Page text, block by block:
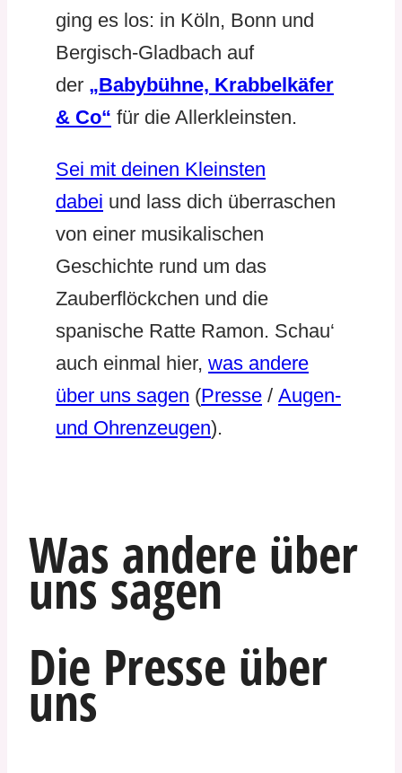
ging es los: in Köln, Bonn und
Bergisch-Gladbach auf
der „Babybühne, Krabbelkäfer
& Co“ für die Allerkleinsten.
Sei mit deinen Kleinsten
dabei und lass dich überraschen
von einer musikalischen
Geschichte rund um das
Zauberflöckchen und die
spanische Ratte Ramon. Schau‘
auch einmal hier, was andere
über uns sagen (Presse / Augen-
und Ohrenzeugen).
Was andere über
uns sagen
Die Presse über
uns